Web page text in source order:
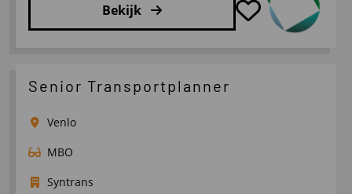
Bekijk
over
Manager/
Techniek
Senior Transportplanner
Venlo
MBO
Syntrans